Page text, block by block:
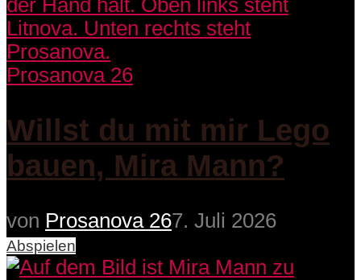
Prosanova 26
Willst du mit mir Lego
bauen, Mira Mann?
von Prosanova 267. Juli 2026
Abspielen